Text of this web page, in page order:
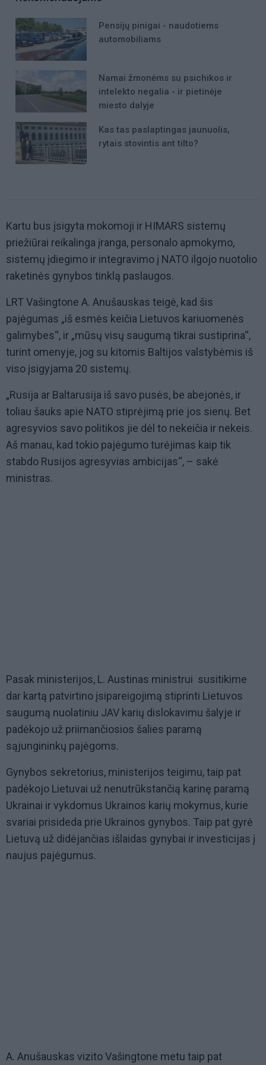
Pensijų pinigai - naudotiems
automobiliams
Namai žmonėms su psichikos ir
intelekto negalia - ir pietinėje
miesto dalyje
Kas tas paslaptingas jaunuolis,
rytais stovintis ant tilto?
Kartu bus įsigyta mokomoji ir HIMARS sistemų
priežiūrai reikalinga įranga, personalo apmokymo,
sistemų įdiegimo ir integravimo į NATO ilgojo nuotolio
raketinės gynybos tinklą paslaugos.
LRT Vašingtone A. Anušauskas teigė, kad šis
pajėgumas „iš esmės keičia Lietuvos kariuomenės
galimybes“, ir „mūsų visų saugumą tikrai sustiprina“,
turint omenyje, jog su kitomis Baltijos valstybėmis iš
viso įsigyjama 20 sistemų.
„Rusija ar Baltarusija iš savo pusės, be abejonės, ir
toliau šauks apie NATO stiprėjimą prie jos sienų. Bet
agresyvios savo politikos jie dėl to nekeičia ir nekeis.
Aš manau, kad tokio pajėgumo turėjimas kaip tik
stabdo Rusijos agresyvias ambicijas“, – sakė
ministras.
Pasak ministerijos, L. Austinas ministrui susitikime
dar kartą patvirtino įsipareigojimą stiprinti Lietuvos
saugumą nuolatiniu JAV karių dislokavimu šalyje ir
padėkojo už priimančiosios šalies paramą
sąjungininkų pajėgoms.
Gynybos sekretorius, ministerijos teigimu, taip pat
padėkojo Lietuvai už nenutrūkstančią karinę paramą
Ukrainai ir vykdomus Ukrainos karių mokymus, kurie
svariai prisideda prie Ukrainos gynybos. Taip pat gyrė
Lietuvą už didėjančias išlaidas gynybai ir investicijas į
naujus pajėgumus.
A. Anušauskas vizito Vašingtone metu taip pat